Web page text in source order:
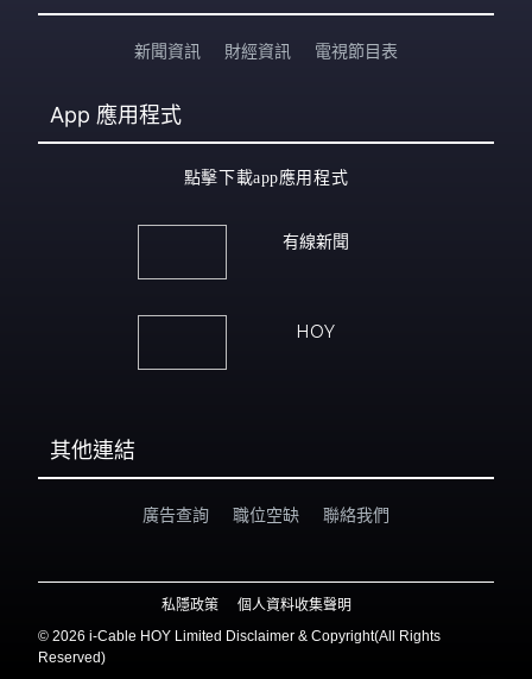
新聞資訊 財經資訊 電視節目表
App 應用程式
點擊下載app應用程式
有線新聞
HOY
其他連結
廣告查詢 職位空缺 聯絡我們
私隱政策
個人資料收集聲明
© 2026 i-Cable HOY Limited Disclaimer & Copyright(All Rights
Reserved)